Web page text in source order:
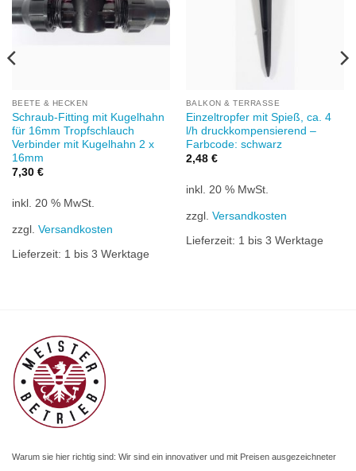
BEETE & HECKEN
Schraub-Fitting mit Kugelhahn
für 16mm Tropfschlauch
Verbinder mit Kugelhahn 2 x
16mm
7,30 €
inkl. 20 % MwSt.
zzgl. Versandkosten
Lieferzeit: 1 bis 3 Werktage
BALKON & TERRASSE
Einzeltropfer mit Spieß, ca. 4
l/h druckkompensierend –
Farbcode: schwarz
2,48 €
inkl. 20 % MwSt.
zzgl. Versandkosten
Lieferzeit: 1 bis 3 Werktage
Warum sie hier richtig sind: Wir sind ein innovativer und mit Preisen ausgezeichneter